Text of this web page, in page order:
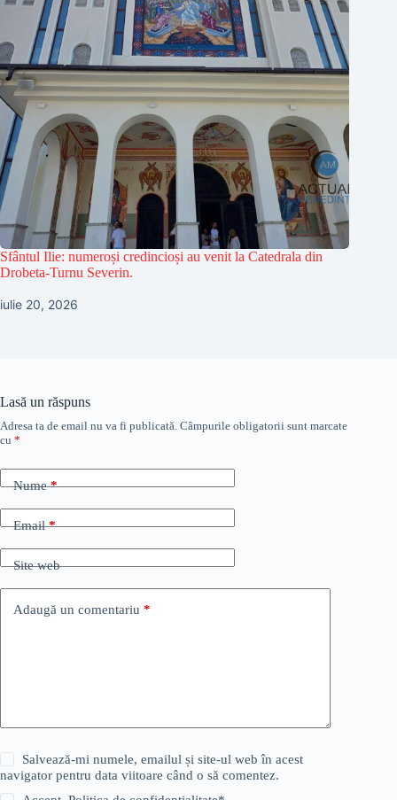
Sfântul Ilie: numeroși credincioși au venit la Catedrala din
Drobeta-Turnu Severin.
iulie 20, 2026
Lasă un răspuns
Adresa ta de email nu va fi publicată. Câmpurile obligatorii sunt marcate
cu *
Nume*
Email*
Site web
Adaugă un comentariu *
Salvează-mi numele, emailul și site-ul web în acest
navigator pentru data viitoare când o să comentez.